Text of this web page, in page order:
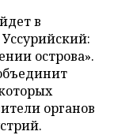
в
острова».
органов